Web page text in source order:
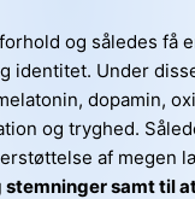
og således få
identitet. Under
dopamin,
og tryghed.
af megen
samt til